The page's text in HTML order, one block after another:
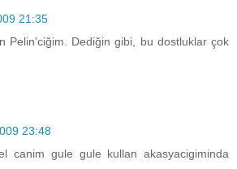
21:35
Pelin'ciğim. Dediğin gibi, bu dostluklar çok
23:48
canim gule gule kullan akasyacigiminda